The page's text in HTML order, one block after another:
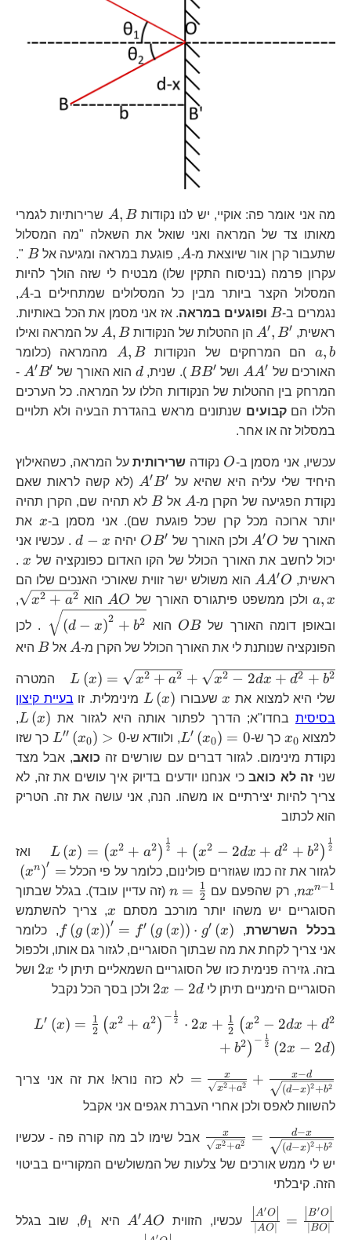
מה אני אומר פה: אוקיי, יש לנו נקודות
A,B
A, B
שרירותיות לגמרי
מאותו צד של המראה ואני שואל את השאלה "מה המסלול
שתעבור קרן אור שיוצאת מ-
AA, פוגעת במראה ומגיעה אל B
B
".
עקרון פרמה (בניסוח התקין שלו) מבטיח לי שזה הולך להיות
המסלול הקצר ביותר מבין כל המסלולים שמתחילים ב-A
A
,
נגמרים ב-
B B ופוגעים במראה. אז אני מסמן את הכל באותיות.
ראשית,
A^{\prime},B^{\prime} A′, B′ הן ההטלות של הנקודותA,B
A, B על המראה ואילו
a,b a, b הם המרחקים של הנקודות
A,B
A, B
מהמראה (כלומר
האורכים של
AA^{\prime} AA′ ושל
BB^{\prime}
BB′ ). שנית, d
d הוא האורך של A′B′
-
המרחק בין ההטלות של הנקודות הללו על המראה. כל הערכים
הללו הםקבועים שנתונים מראש בהגדרת הבעיה ולא תלויים
במסלול זה או אחר.
עכשיו, אני מסמן ב- O O נקודה שרירותיתעל המראה, כשהאילוץ
היחיד שלי עליה היא שהיא על
A′B′
(לא קשה לראות שאם
נקודת הפגיעה של הקרן מ-
A A אל B
B לא תהיה שם, הקרן תהיה
יותר ארוכה מכל קרן שכל פוגעת שם). אני מסמן ב-
x
x את
האורך של
A^{\prime}O A′O ולכן האורך שלOB^{\prime}
OB′ יהיה
d-
x
d − x
. עכשיו אני
יכול לחשב את האורך הכולל של הקו האדום כפונקציה של
x
x
.
ראשית,
AA^{\prime}O AA′O הוא משולש ישר זווית שאורכי האנכים שלו הם
a, x ולכן ממשפט פיתגורס האורך של
AO
AO הוא x2 + a2
,
ובאופן דומה האורך של
OB
OB הוא (d − x)2 + b2
. לכן
הפונקציה שנותנת לי את האורך הכולל של הקרן מ-
A
A אל B
B היא
L (x) = x2 + a2 + x2 − 2dx + d2 + b2
המטרה
שלי היא למצוא את
x xשעבורוL\left(x\right)
L (x) מינימלית. זו בעיית קיצון
בסיסית בחדו"א; הדרך לפתור אותה היא לגזור את L (x)
,
למצוא
x_{0} x0 כך ש- L′ (x0) = 0 , ולוודא ש-
0
L′′ (x0) > 0
כך שזו
נקודת מינימום. לגזור דברים עם שורשים זה כואב, אבל מצד
שני זה לא כואבכי אנחנו יודעים בדיוק איך עושים את זה, לא
צריך להיות יצירתיים או משהו. הנה, אני עושה את זה. הטריק
הוא לכתוב
{2}}
L (x) = (x2 + a2 ) 2
1
+ (x2 − 2dx + d2 + b2) 2
1
ואז
לגזור את זה כמו שגוזרים פולינום, כלומר על פי הכלל
1}
(xn)′ =
nxn−1 , רק שהפעם עם
n=\frac{1}
{2}
n = 2
1
(זה עדיין עובד). בגלל שבתוך
הסוגריים יש משהו יותר מורכב מסתם
x
x, צריך להשתמש
בכלל השרשרת,
f (g (x))′ = f′ (g (x)) ⋅ g′ (x)
, כלומר
אני צריך לקחת את מה שבתוך הסוגריים, לגזור גם אותו, ולכפול
בזה. גזירה פנימית כזו של הסוגריים השמאליים תיתן לי
2x
2x
ושל
הסוגריים הימניים תיתן לי2x-
2x − 2d ולכן בסך הכל נקבל
L′ (x) = 2
1 (x2 + a2 ) − 2
1
⋅ 2x + 2
1 (x2 − 2dx + d2
+ b2) − 2
1
(2x − 2d)
=\frac{x}
d}{\sqrt{\left(d-
x\right)^{2}+b^{2}}}
=
x2+a2
x +
(d−x)2+b2
x−d לא כזה נורא! את זה אני צריך
להשוות לאפס ולכן אחרי העברת אגפים אני אקבל
\frac{x}
x}{\sqrt{\left(d-
x\right)^{2}+b^{2}}}
x2 +a2
x =
(d−x)2+b2
d−x אבל שימו לב מה קורה פה - עכשיו
יש לי ממש אורכים של צלעות של המשולשים המקוריים בביטוי
הזה. קיבלתי
\frac{\left|A^{\prime}O\right|}
AO
A′O = BO∣
∣B′O
עכשיו, הזוויתA^{\prime}AO
A′AO היא \theta_{1}
θ1 , שוב בגלל
′